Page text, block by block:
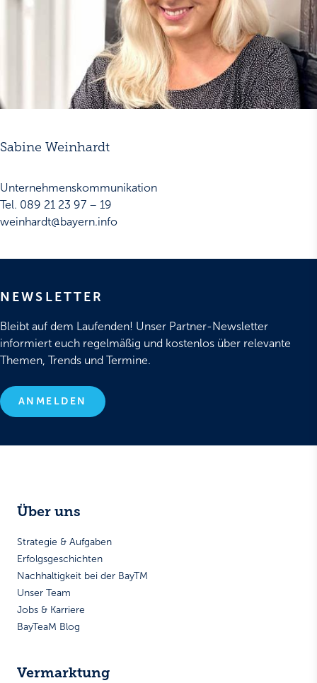
Sabine Weinhardt
Unternehmenskommunikation
Tel. 089 21 23 97 – 19
weinhardt@bayern.info
NEWSLETTER
Bleibt auf dem Laufenden! Unser Partner-Newsletter
informiert euch regelmäßig und kostenlos über relevante
Themen, Trends und Termine.
ANMELDEN
Über uns
Strategie & Aufgaben
Erfolgsgeschichten
Nachhaltigkeit bei der BayTM
Unser Team
Jobs & Karriere
BayTeaM Blog
Vermarktung